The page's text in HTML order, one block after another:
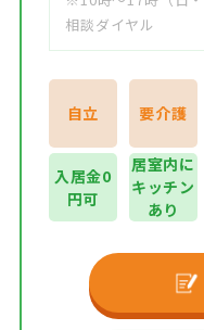
相談ダイヤル
自立 要介護
入居金0
円可
居室内に
キッチン
あり